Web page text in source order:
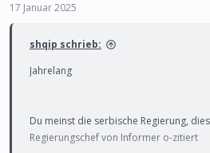
17 Januar 2025
shqip schrieb:
Jahrelang
Du meinst die serbische Regierung,
Regierungschef von Informer o-zitiert